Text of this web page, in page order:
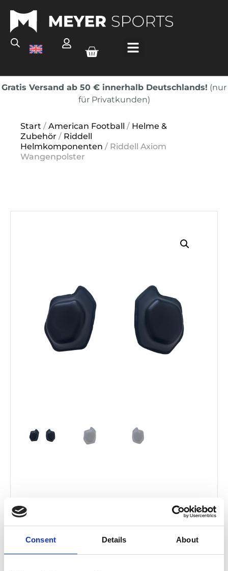
Consent Details About
Gratis Versand ab 50 € innerhalb Deutschlands! (nur
für Privatkunden)
Start / American Football / Helme &
Zubehör / Riddell
Helmkomponenten / Riddell Axiom
Wangenpolster
RIDDELL AXIOM
WANGENPOLSTER
59,90€